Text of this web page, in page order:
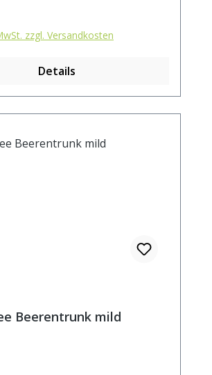
biologischem Anbau.
ca. 20g Tee mit 1 l.
Wasser aufgiessen. Ziehzeit:
zzgl. Versandkosten
Details
Beerentrunk mild